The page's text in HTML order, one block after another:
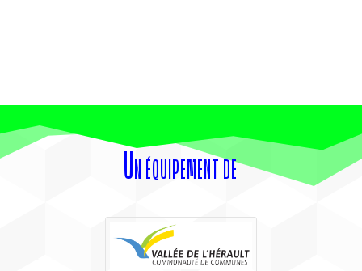
Un équipement de